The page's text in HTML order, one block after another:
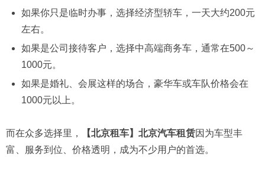
如果你只是临时办事，选择经济型轿车，一天大约200元
左右。
如果是公司接待客户，选择中高端商务车，通常在500～
1000元。
如果是婚礼、会展这样的场合，豪华车或车队价格会在
1000元以上。
而在众多选择里， 【北京租车】北京汽车租赁因为车型丰
富、服务到位、价格透明，成为不少用户的首选。